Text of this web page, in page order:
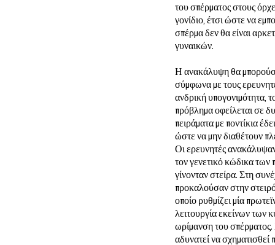
του σπέρματος στους
γονίδιο, έτσι ώστε να
σπέρμα δεν θα είναι
γυναικών.
Η ανακάλυψη θα
σύμφωνα με τους
ανδρική υπογονιμότητα,
πρόβλημα οφείλεται σε
πειράματα με ποντίκια
ώστε να μην διαθέτουν
Οι ερευνητές
τον γενετικό κώδικα των
γίνονταν στείρα. Στη
προκαλούσαν στην
οποίο ρυθμίζει μία
λειτουργία εκείνων των
ωρίμανση του
αδυνατεί να σχηματισθεί